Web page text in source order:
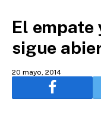
El empate
sigue
20 mayo, 2014